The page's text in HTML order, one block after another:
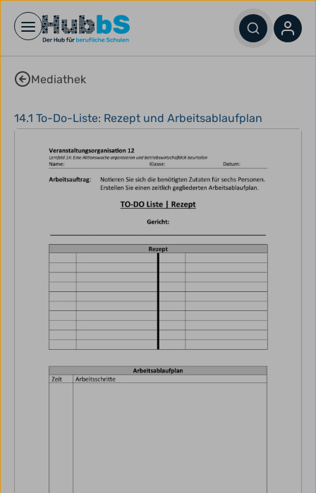
Open main menu
Mediathek
14.1 To-Do-Liste: Rezept und Arbeitsablaufplan